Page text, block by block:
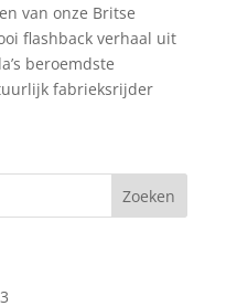
van onze Britse
flashback verhaal uit
beroemdste
fabrieksrijder